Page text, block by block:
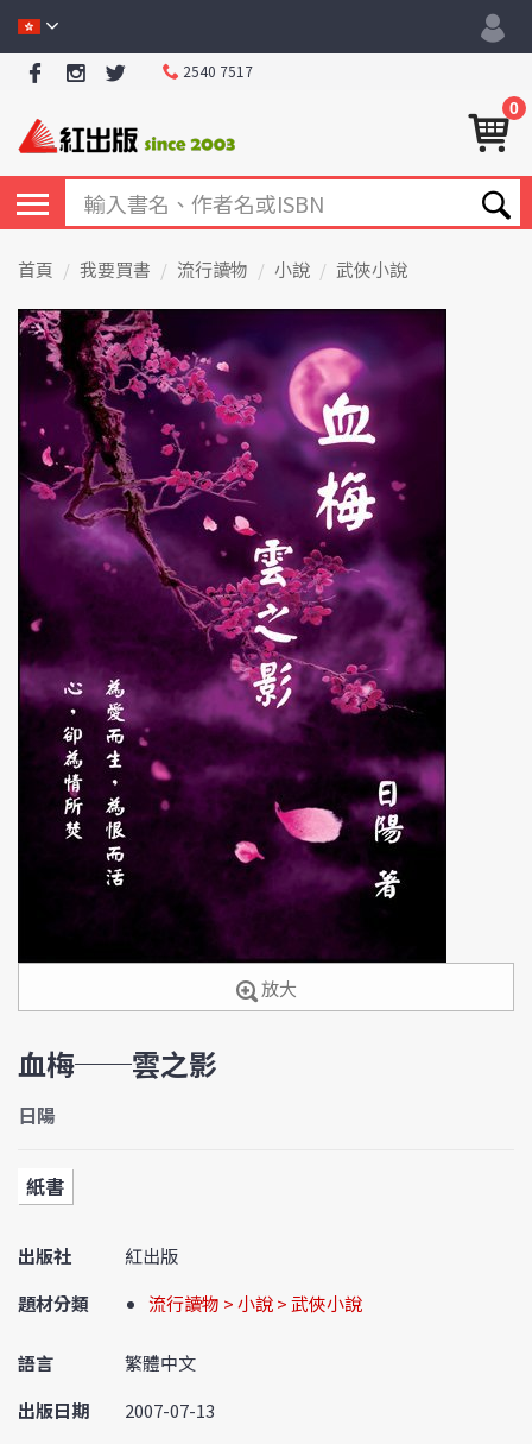
2540 7517
0
首頁 我要買書 流行讀物 小說 武俠小說
放大
血梅──雲之影
日陽
紙書
出版社
紅出版
題材分類
流行讀物 > 小說 > 武俠小說
語言
繁體中文
出版日期
2007-07-13